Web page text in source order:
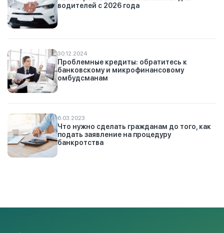
водителей с 2026 года
30.12.2024
Проблемные кредиты: обратитесь к
банковскому и микрофинансовому
омбудсманам
6.03.2023
Что нужно сделать гражданам до того, как
подать заявление на процедуру
банкротства